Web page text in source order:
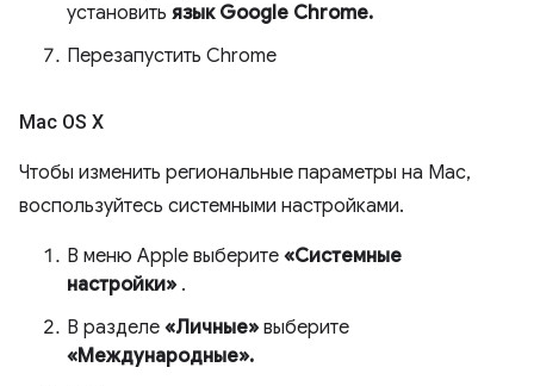
установить язык Google Chrome.
Перезапустить Chrome
Mac OS X
Чтобы изменить региональные параметры на Mac,
воспользуйтесь системными настройками.
В меню Apple выберите «Системные
настройки» .
В разделе «Личные» выберите
«Международные».